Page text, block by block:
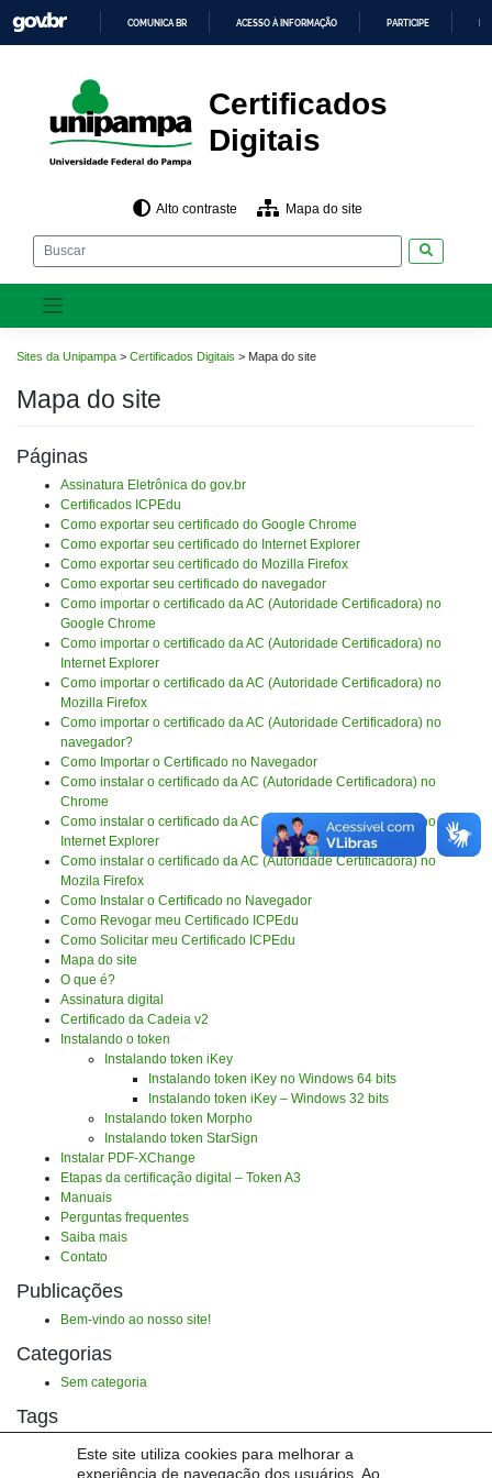
Este site utiliza cookies para melhorar a
experiência de navegação dos usuários. Ao
para
o
CONTEÚDO
COMUNICA BR ACESSO À INFORMAÇÃO PARTICIPE
Certificados
Digitais
Alto contraste Mapa do site
Sites da Unipampa > Certificados Digitais > Mapa do site
Mapa do site
Páginas
Assinatura Eletrônica do gov.br
Certificados ICPEdu
Como exportar seu certificado do Google Chrome
Como exportar seu certificado do Internet Explorer
Como exportar seu certificado do Mozilla Firefox
Como exportar seu certificado do navegador
Como importar o certificado da AC (Autoridade Certificadora) no
Google Chrome
Como importar o certificado da AC (Autoridade Certificadora) no
Internet Explorer
Como importar o certificado da AC (Autoridade Certificadora) no
Mozilla Firefox
Como importar o certificado da AC (Autoridade Certificadora) no
navegador?
Como Importar o Certificado no Navegador
Como instalar o certificado da AC (Autoridade Certificadora) no
Chrome
Como instalar o certificado da AC (Autoridade Certificadora) no
Internet Explorer
Como instalar o certificado da AC (Autoridade Certificadora) no
Mozila Firefox
Como Instalar o Certificado no Navegador
Como Revogar meu Certificado ICPEdu
Como Solicitar meu Certificado ICPEdu
Mapa do site
O que é?
Assinatura digital
Certificado da Cadeia v2
Instalando o token
Instalando token iKey
Instalando token iKey no Windows 64 bits
Instalando token iKey – Windows 32 bits
Instalando token Morpho
Instalando token StarSign
Instalar PDF-XChange
Etapas da certificação digital – Token A3
Manuais
Perguntas frequentes
Saiba mais
Contato
Publicações
Bem-vindo ao nosso site!
Categorias
Sem categoria
Tags
Não há tags.